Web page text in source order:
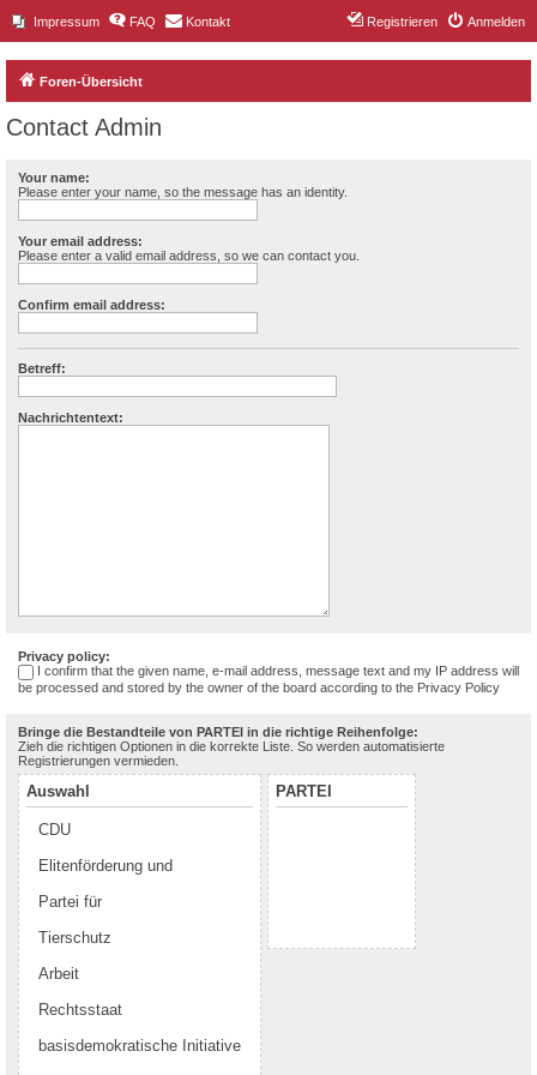
Impressum FAQ Kontakt Anmelden
Registrieren
Foren-Übersicht
Contact Admin
Your name:
Please enter your name, so the message has an identity.
Your email address:
Please enter a valid email address, so we can contact you.
Confirm email address:
Betreff:
Nachrichtentext:
Privacy policy:
I confirm that the given name, e-mail address, message text and my IP address will
be processed and stored by the owner of the board according to the Privacy Policy
Bringe die Bestandteile von PARTEI in die richtige Reihenfolge:
Zieh die richtigen Optionen in die korrekte Liste. So werden automatisierte
Registrierungen vermieden.
Auswahl
CDU
Elitenförderung und
Partei für
Tierschutz
Arbeit
Rechtsstaat
basisdemokratische Initiative
PARTEI